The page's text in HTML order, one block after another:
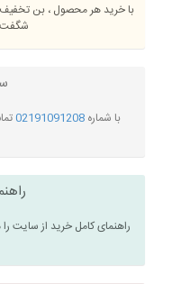
با خرید هر محصول ، بن
شگفت
با شماره02191091208
راهنمای کامل خرید از سایت